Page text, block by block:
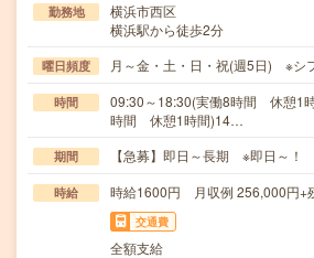
勤務地
横浜市西区
横浜駅から徒歩2分
曜日頻度 月～金・土・日・祝(週5日) ※シ
時間
09:30～18:30(実働8時間 休憩1
時間 休憩1時間)14…
期間 【急募】即日～長期 ※即日～！
時給 時給1600円 月収例 256,000円+
交通費
全額支給